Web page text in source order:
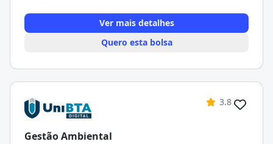
Ver mais detalhes
Quero esta bolsa
3.8
Gestão Ambiental